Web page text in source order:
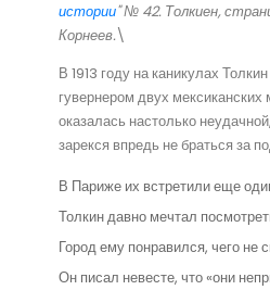
истории" № 42. Толкиен,
Корнеев.\
В 1913 году на каникулах
гувернером двух мексиканских
оказалась настолько
зарекся впредь не браться за
В Париже их встретили еще
Толкин давно мечтал
Город ему понравился, чего не
Он писал невесте, что «они